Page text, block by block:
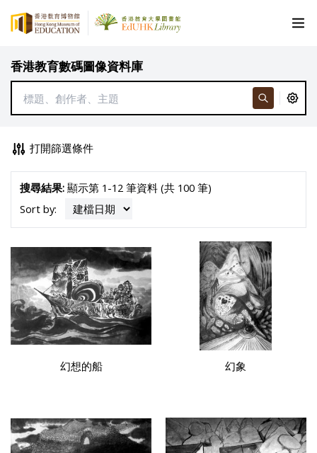
香港教育數碼圖像資料庫
打開篩選條件
搜尋結果:顯示第 1-12 筆資料 (共 100 筆)
Sort by:
幻想的船 幻象